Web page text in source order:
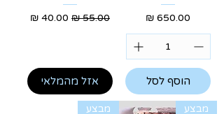
מחיר
הוסף לסל
מחיר רגיל מחיר מבצע
אזל מהמלאי
מבצע מבצע